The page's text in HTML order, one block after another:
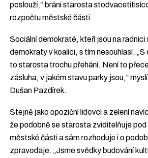
poslouží,“ brání starosta
rozpočtu městské části.
Sociální demokraté, kteří jsou na radnici
demokraty v koalici, s tím nesouhlasí.
to starosta trochu přehání. Není to
zásluha, v jakém stavu parky jsou,“
Dušan Pazdírek.
Stejně jako opoziční lidovci a zelení
že podobně se starosta zviditelňuje
městské části a sám rozhoduje i o
zpravodaje. „Jsme svědky budování